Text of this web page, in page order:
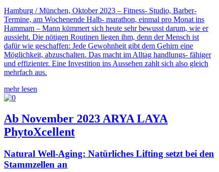
Hamburg / München, Oktober 2023 – Fitness- Studio, Barber-
Termine, am Wochenende Halb- marathon, einmal pro Monat ins
Hammam – Mann kümmert sich heute sehr bewusst darum, wie er
aussieht. Die nötigen Routinen liegen ihm, denn der Mensch ist
dafür wie geschaffen: Jede Gewohnheit gibt dem Gehirn eine
Möglichkeit, abzuschalten. Das macht im Alltag handlungs- fähiger
und effizienter. Eine Investition ins Aussehen zahlt sich also gleich
mehrfach aus.
mehr lesen
Ab November 2023 ARYA LAYA
PhytoXcellent
Natural Well-Aging: Natürliches Lifting setzt bei den
Stammzellen an